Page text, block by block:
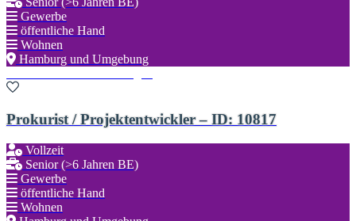
Gewerbe
öffentliche Hand
Wohnen
Hamburg und Umgebung
Prokurist / Projektentwickler – ID: 10817
Vollzeit
Senior (>6 Jahren BE)
Gewerbe
öffentliche Hand
Wohnen